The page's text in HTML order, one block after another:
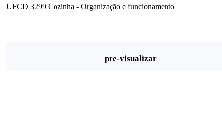
UFCD 3299 Cozinha - Organização e funcionamento
pre-visualizar